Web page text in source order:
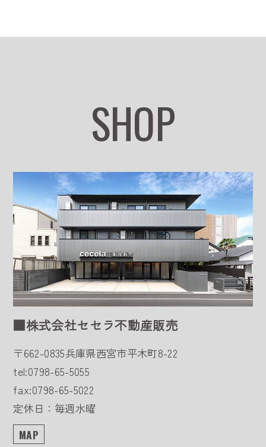
SHOP
■株式会社セセラ不動産販売
〒662-0835兵庫県西宮市平木町8-22
tel:0798-65-5055
fax:0798-65-5022
定休日：毎週水曜
MAP